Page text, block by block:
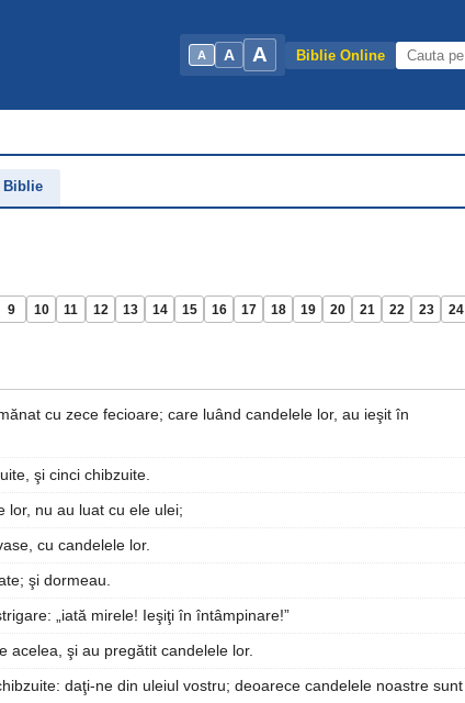
A A A Biblie Online
Biblie
9 10 11 12 13 14 15 16 17 18 19 20 21 22 23
24
cu zece fecioare; care luând candelele lor, au ieşit în
şi cinci chibzuite.
lor, nu au luat cu ele ulei;
cu candelele lor.
şi dormeau.
„iată mirele! Ieşiţi în întâmpinare!”
acelea, şi au pregătit candelele lor.
daţi-ne din uleiul vostru; deoarece candelele noastre sunt